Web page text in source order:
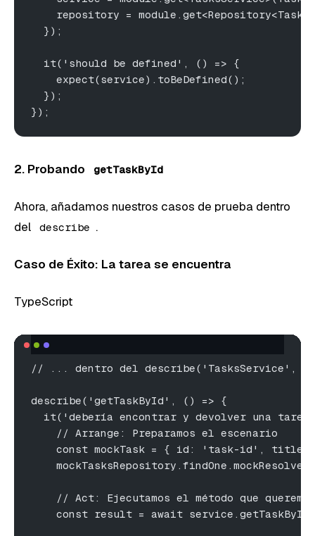
repository =
  });
  it('should be defined', () => {
    expect(service).toBeDefined();
  });
});
2. Probando getTaskById
Ahora, añadamos nuestros casos de prueba dentro
del
describe .
Caso de Éxito: La tarea se encuentra
TypeScript
// ... dentro del describe('TasksService',
describe('getTaskById', () => {
it('debería encontrar y devolver una
    // Arrange: Preparamos el escenario
const mockTask = { id: 'task-id',
// Act: Ejecutamos el método que
const result = await